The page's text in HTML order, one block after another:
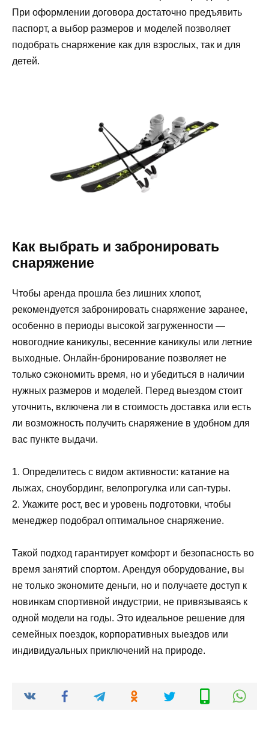
При оформлении договора достаточно предъявить
паспорт, а выбор размеров и моделей позволяет
подобрать снаряжение как для взрослых, так и для
детей.
Как выбрать и забронировать
снаряжение
Чтобы аренда прошла без лишних хлопот,
рекомендуется забронировать снаряжение заранее,
особенно в периоды высокой загруженности —
новогодние каникулы, весенние каникулы или летние
выходные. Онлайн-бронирование позволяет не
только сэкономить время, но и убедиться в наличии
нужных размеров и моделей. Перед выездом стоит
уточнить, включена ли в стоимость доставка или есть
ли возможность получить снаряжение в удобном для
вас пункте выдачи.
1. Определитесь с видом активности: катание на
лыжах, сноубординг, велопрогулка или сап-туры.
2. Укажите рост, вес и уровень подготовки, чтобы
менеджер подобрал оптимальное снаряжение.
Такой подход гарантирует комфорт и безопасность во
время занятий спортом. Арендуя оборудование, вы
не только экономите деньги, но и получаете доступ к
новинкам спортивной индустрии, не привязываясь к
одной модели на годы. Это идеальное решение для
семейных поездок, корпоративных выездов или
индивидуальных приключений на природе.